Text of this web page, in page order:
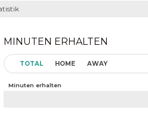
MINUTEN ERHALTEN
TOTAL HOME AWAY
Minuten erhalten